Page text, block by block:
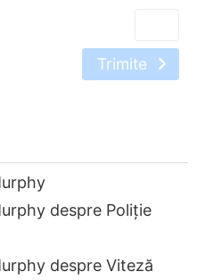
Trimite
despre Poliție
despre Viteză